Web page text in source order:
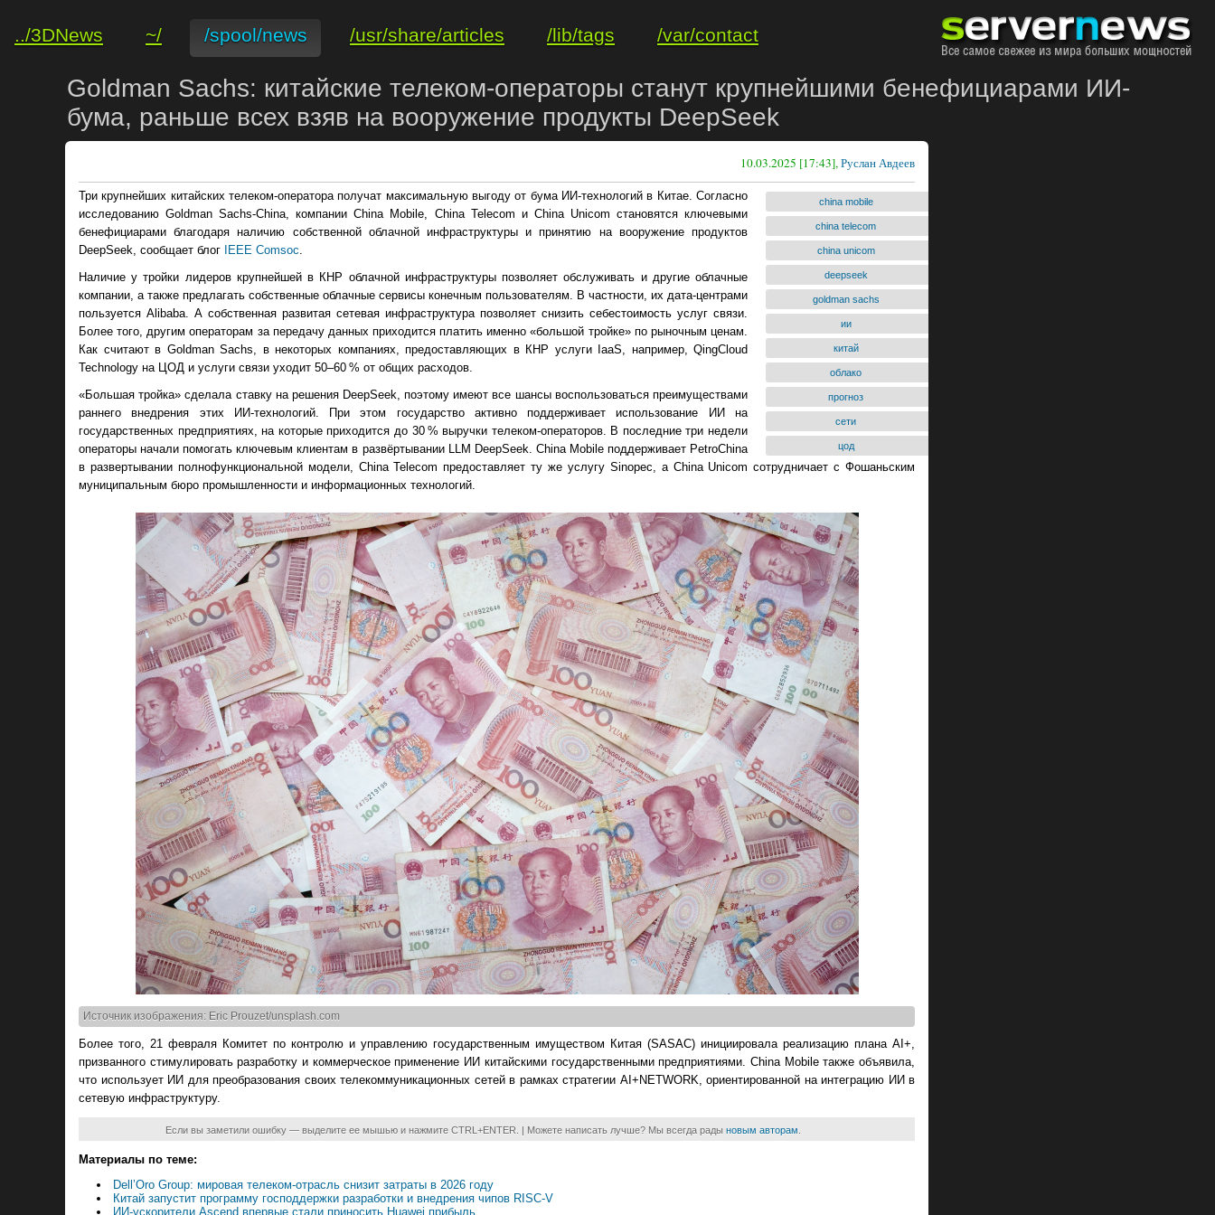
../3DNews ~/ /spool/news /usr/share/articles /lib/tags /var/contact
Goldman Sachs: китайские телеком-операторы станут крупнейшими бенефициарами ИИ-
бума, раньше всех взяв на вооружение продукты DeepSeek
10.03.2025 [17:43],Руслан Авдеев
china mobile
china telecom
china unicom
deepseek
goldman sachs
ии
китай
облако
прогноз
сети
цод
Три крупнейших китайских телеком-оператора получат максимальную выгоду от бума ИИ-технологий в Китае. Согласно
исследованию Goldman Sachs-China, компании China Mobile, China Telecom и China Unicom становятся ключевыми
бенефициарами благодаря наличию собственной облачной инфраструктуры и принятию на вооружение продуктов
DeepSeek, сообщает блог
IEEE Comsoc.
Наличие у тройки лидеров крупнейшей в КНР облачной инфраструктуры позволяет обслуживать и другие облачные
компании, а также предлагать собственные облачные сервисы конечным пользователям. В частности, их дата-центрами
пользуется Alibaba. А собственная развитая сетевая инфраструктура позволяет снизить себестоимость услуг связи.
Более того, другим операторам за передачу данных приходится платить именно «большой тройке» по рыночным ценам.
Как считают в Goldman Sachs, в некоторых компаниях, предоставляющих в КНР услуги IaaS, например, QingCloud
Technology на ЦОД и услуги связи уходит 50–60 % от общих расходов.
«Большая тройка» сделала ставку на решения DeepSeek, поэтому имеют все шансы воспользоваться преимуществами
раннего внедрения этих ИИ-технологий. При этом государство активно поддерживает использование ИИ на
государственных предприятиях, на которые приходится до 30 % выручки телеком-операторов. В последние три недели
операторы начали помогать ключевым клиентам в развёртывании LLM DeepSeek. China Mobile поддерживает PetroChina
в развертывании полнофункциональной модели, China Telecom предоставляет ту же услугу Sinopec, а China Unicom сотрудничает с Фошаньским
муниципальным бюро промышленности и информационных технологий.
Источник изображения: Eric Prouzet/unsplash.com
Более того, 21 февраля Комитет по контролю и управлению государственным имуществом Китая (SASAC) инициировала реализацию плана AI+,
призванного стимулировать разработку и коммерческое применение ИИ китайскими государственными предприятиями. China Mobile также объявила,
что использует ИИ для преобразования своих телекоммуникационных сетей в рамках стратегии AI+NETWORK, ориентированной на интеграцию ИИ в
сетевую инфраструктуру.
Если вы заметили ошибку — выделите ее мышью и нажмите CTRL+ENTER. | Можете написать лучше? Мы всегда рады новым авторам
Материалы по теме:
Dell’Oro Group: мировая телеком-отрасль снизит затраты в 2026 году
Китай запустит программу господдержки разработки и внедрения чипов RISC-V
ИИ-ускорители Ascend впервые стали приносить Huawei прибыль